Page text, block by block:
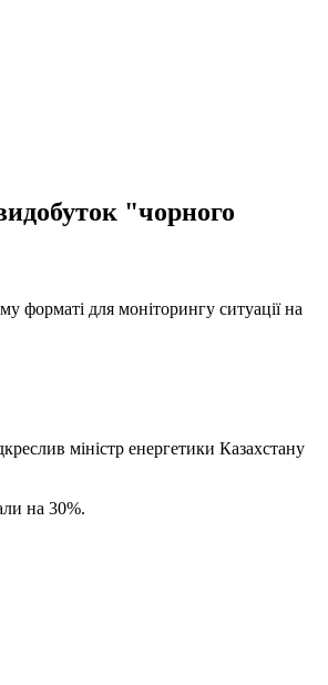
"чорного
форматі для моніторингу ситуації на
міністр енергетики Казахстану
на 30%.